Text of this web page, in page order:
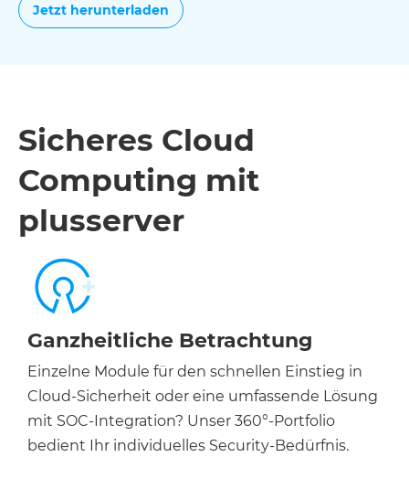
Jetzt herunterladen
Sicheres Cloud
Computing mit
plusserver
Ganzheitliche Betrachtung
Einzelne Module für den schnellen Einstieg in
Cloud-Sicherheit oder eine umfassende Lösung
mit SOC-Integration? Unser 360°-Portfolio
bedient Ihr individuelles Security-Bedürfnis.